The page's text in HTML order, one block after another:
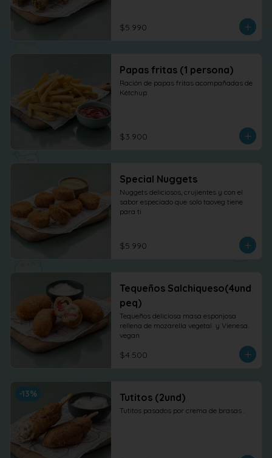
$5.990
Papas fritas (1 persona)
Ración de papas fritas acompañadas de
Kétchup
$3.900
Special Nuggets
Nuggets deliciosos, crujientes y con el
sabor especiado que solo taoveg tiene
para ti
$5.990
Tequeños Salchiqueso(4und
peq)
Tequeños deliciosa masa esponjosa
rellena de mozarella vegetal  y Vienesa.
vegan
$4.500
-13% Tutitos (2und)
Tutitos pasados por crema de brasas .